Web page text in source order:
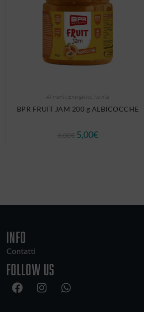
Alimenti Energetici Novità
BPR FRUIT JAM 200 g ALBICOCCHE
5,00€
INFO
Contatti
Follow us